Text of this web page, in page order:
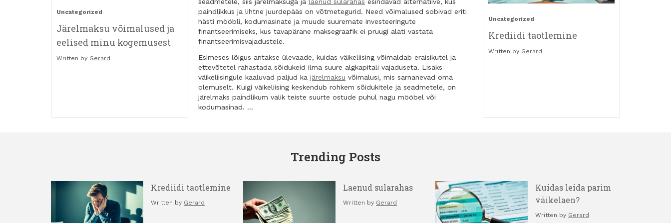
Uncategorized
Järelmaksu võimalused ja
eelised minu kogemusest
Written by Gerard
seadmetele, siis järelmaksuga ja laenud sularahas esindavad alternatiive, kus
paindlikkus ja lihtne juurdepääs on võtmetegurid. Need võimalused sobivad eriti
hästi mööbli, kodumasinate ja muude suuremate investeeringute
finantseerimiseks, kus tavapärane maksegraafik ei pruugi alati vastata
finantseerimisvajadustele.
Esimeses lõigus antakse ülevaade, kuidas väikeliising võimaldab eraisikutel ja
ettevõtetel rahastada sõidukeid ilma suure algkapitali vajaduseta. Lisaks
väikeliisingule kaaluvad paljud ka järelmaksu võimalusi, mis sarnanevad oma
olemuselt. Kuigi väikeliising keskendub rohkem sõidukitele ja seadmetele, on
järelmaks paindlikum valik teiste suurte ostude puhul nagu mööbel või
kodumasinad. …
Uncategorized
Krediidi taotlemine
Written by Gerard
Trending Posts
Krediidi taotlemine
Written by Gerard
Laenud sularahas
Written by Gerard
Kuidas leida parim
väikelaen?
Written by Gerard